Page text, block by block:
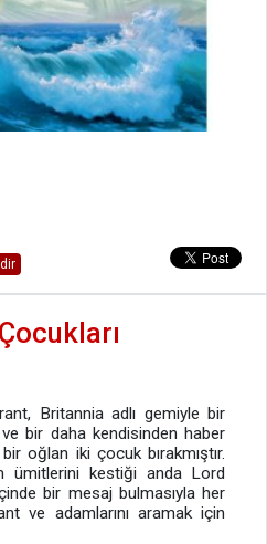
Britannia adlı gemiyle bir
bir daha kendisinden haber
oğlan iki çocuk bırakmıştır.
ümitlerini kestiği anda Lord
bir mesaj bulmasıyla her
ve adamlarını aramak için